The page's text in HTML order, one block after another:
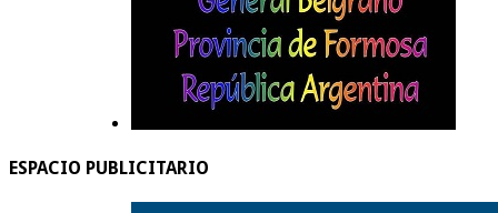
ESPACIO PUBLICITARIO